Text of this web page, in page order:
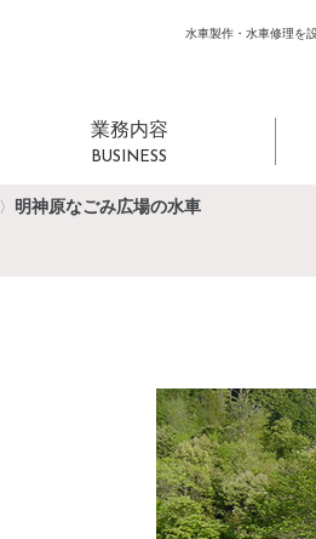
水車製作・水車修理を
業務内容
BUSINESS
〉 明神原なごみ広場の水車